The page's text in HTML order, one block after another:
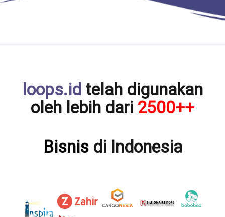
loops.id telah digunakan
oleh lebih dari 2500++
Bisnisdi Indonesia